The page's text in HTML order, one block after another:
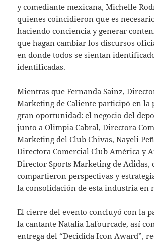
y comediante mexicana, Michelle
quienes coincidieron que es
haciendo conciencia y generar
que hagan cambiar los discursos
en donde todos se sientan
identificadas.
Mientras que Fernanda Sainz,
Marketing de Caliente participó en la
gran oportunidad: el negocio del
junto a Olimpia Cabral, Directora
Marketing del Club Chivas, Nayeli
Directora Comercial Club América y
Director Sports Marketing de Adidas,
compartieron perspectivas y
la consolidación de esta industria en
El cierre del evento concluyó con la
la cantante Natalia Lafourcade, así
entrega del “Decidida Icon Award”,